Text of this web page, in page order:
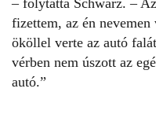
– folytatta Schwarz. –
fizettem, az én
ököllel verte az autó
vérben nem úszott az
autó.”